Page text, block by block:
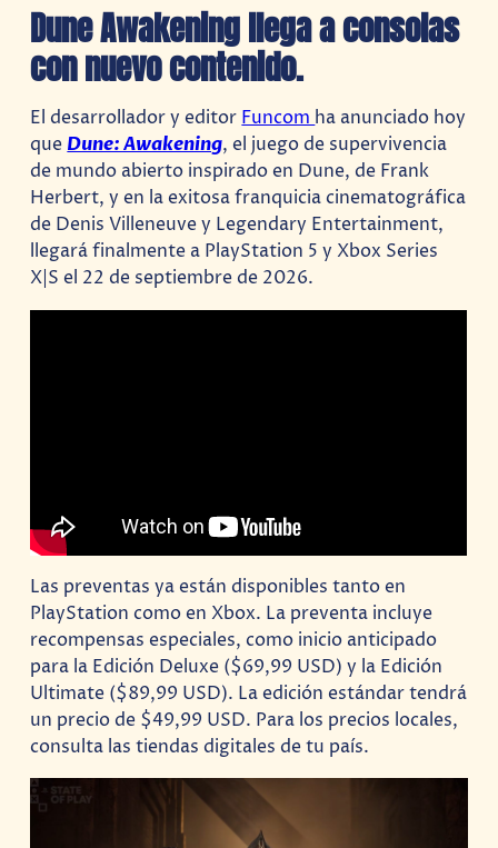
Dune Awakening llega a consolas
con nuevo contenido.
El desarrollador y editorFuncomha anunciado hoy
queDune: Awakening, el juego de supervivencia
de mundo abierto inspirado en Dune, de Frank
Herbert, y en la exitosa franquicia cinematográfica
de Denis Villeneuve y Legendary Entertainment,
llegará finalmente a PlayStation 5 y Xbox Series
X|S el 22 de septiembre de 2026.
Las preventas ya están disponibles tanto en
PlayStation como en Xbox. La preventa incluye
recompensas especiales, como inicio anticipado
para la Edición Deluxe ($69,99 USD) y la Edición
Ultimate ($89,99 USD). La edición estándar tendrá
un precio de $49,99 USD. Para los precios locales,
consulta las tiendas digitales de tu país.